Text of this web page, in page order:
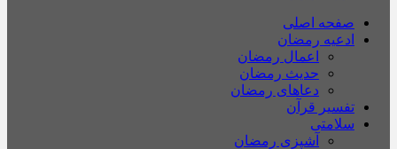
صفحه اصلی
ادعیه رمضان
اعمال رمضان
حدیث رمضان
دعاهای رمضان
تفسیر قرآن
سلامتی
آشپزی رمضان